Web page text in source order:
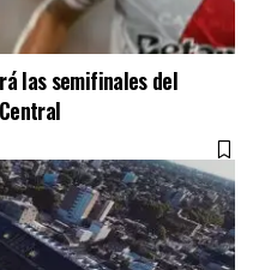
las semifinales del